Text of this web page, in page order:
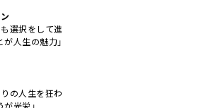
も選択をして進
人生の魅力」
りの人生を狂わ
光栄」